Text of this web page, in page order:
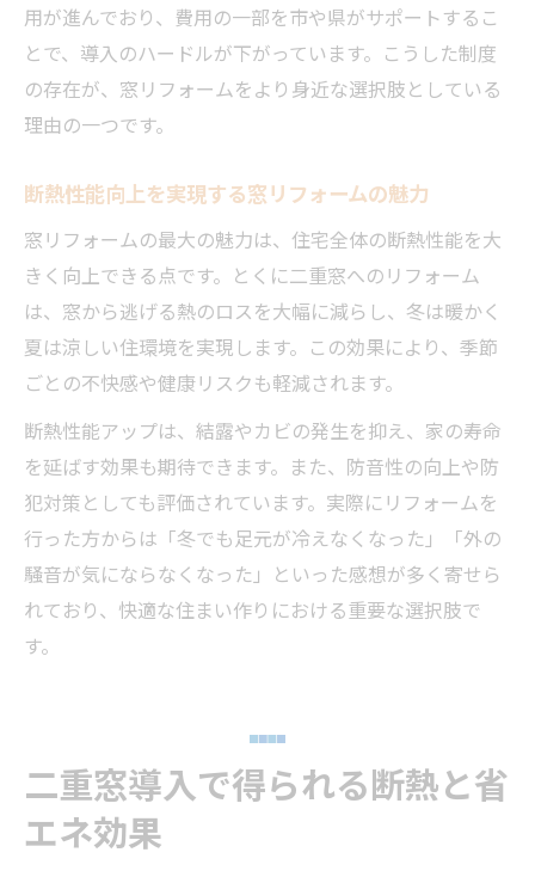
用が進んでおり、費用の一部を市や県がサポートするこ
とで、導入のハードルが下がっています。こうした制度
の存在が、窓リフォームをより身近な選択肢としている
理由の一つです。
断熱性能向上を実現する窓リフォームの魅力
窓リフォームの最大の魅力は、住宅全体の断熱性能を大
きく向上できる点です。とくに二重窓へのリフォーム
は、窓から逃げる熱のロスを大幅に減らし、冬は暖かく
夏は涼しい住環境を実現します。この効果により、季節
ごとの不快感や健康リスクも軽減されます。
断熱性能アップは、結露やカビの発生を抑え、家の寿命
を延ばす効果も期待できます。また、防音性の向上や防
犯対策としても評価されています。実際にリフォームを
行った方からは「冬でも足元が冷えなくなった」「外の
騒音が気にならなくなった」といった感想が多く寄せら
れており、快適な住まい作りにおける重要な選択肢で
す。
二重窓導入で得られる断熱と省
エネ効果